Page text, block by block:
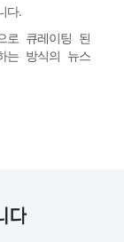
다.
로 큐레이팅 된
는 방식의 뉴스